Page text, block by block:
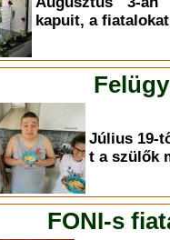
kapuit, a
Július 19-
t a szülők
FONI-s